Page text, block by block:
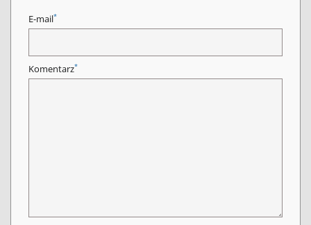
E-mail*
Komentarz*